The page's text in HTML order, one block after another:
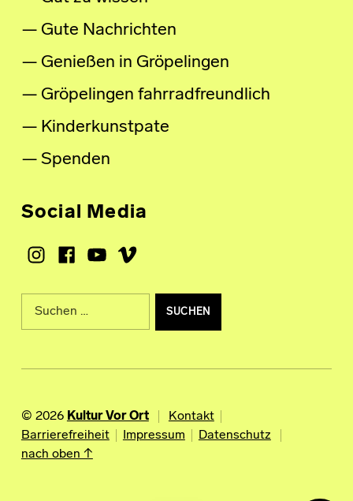
Gute Nachrichten
Genießen in Gröpelingen
Gröpelingen fahrradfreundlich
Kinderkunstpate
Spenden
Social Media
Instagram
Facebook
Youtube
Vimeo
Suche nach:
© 2026 Kultur Vor Ort
Kontakt
Barrierefreiheit
Impressum
Datenschutz
nach oben ↑